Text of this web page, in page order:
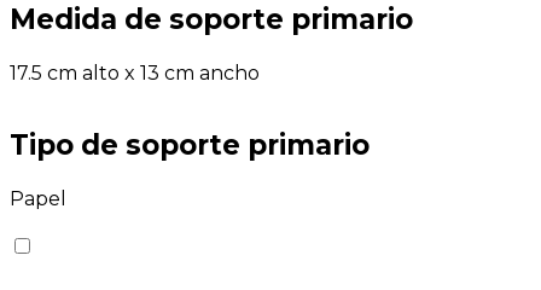
Medida de soporte primario
17.5 cm alto x 13 cm ancho
Tipo de soporte primario
Papel